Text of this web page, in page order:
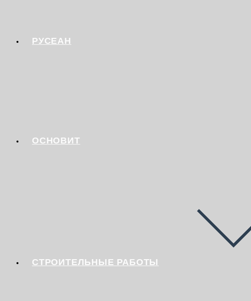
РУСЕАН
ОСНОВИТ
СТРОИТЕЛЬНЫЕ РАБОТЫ